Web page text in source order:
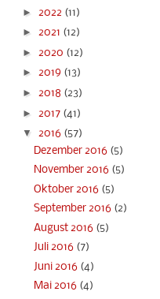
► 2022 (11)
► 2021 (12)
► 2020 (12)
► 2019 (13)
► 2018 (23)
► 2017 (41)
▼ 2016 (57)
Dezember 2016 (5)
November 2016 (5)
Oktober 2016 (5)
September 2016 (2)
August 2016 (5)
Juli 2016 (7)
Juni 2016 (4)
Mai 2016 (4)